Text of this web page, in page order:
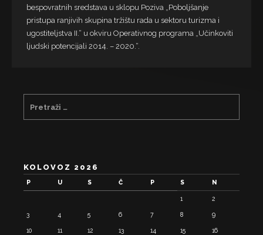
bespovratnih sredstava u sklopu Poziva „Poboljšanje
pristupa ranjivih skupina tržištu rada u sektoru turizma i
ugostiteljstva II.“ u okviru Operativnog programa „Učinkoviti
ljudski potencijali 2014. – 2020.“.
KOLOVOZ 2026
P U S Č P S N
1 2
3 4 5 6 7 8 9
10 11 12 13 14 15 16